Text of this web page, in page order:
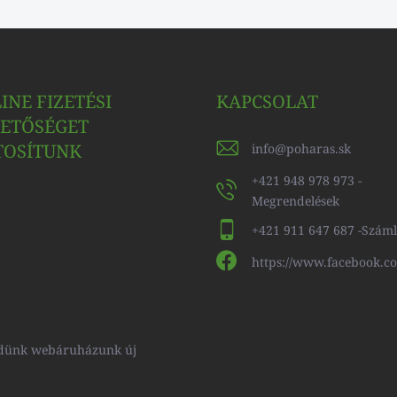
FIZETÉSI
KAPCSOLAT
info@poharas.sk
+421 948 978 973 -
Megrendelések
+421 911 647 687 -
https://
webáruházunk új